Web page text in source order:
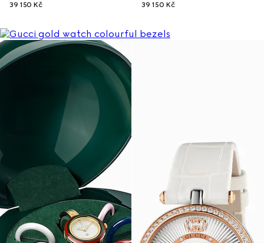
39 150 Kč
39 150 Kč